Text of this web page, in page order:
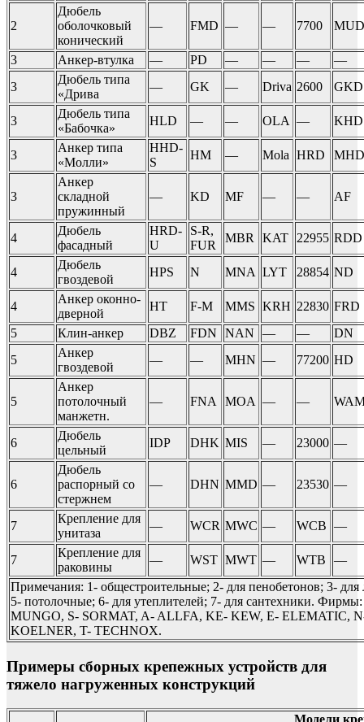
2
Дюбель
оболочковый
конический
— FMD — — 7700 MUD
3 Анкер-втулка — PD — — —
—
3
Дюбель типа
«Дрива
— GK — Driva 2600 GKD
3
Дюбель типа
«Бабочка»
HLD — — OLA — KHD
3
Анкер типа
«Молли»
HHD-
S
HM — Mola HRD MHD
3
Анкер
складной
пружинный
— KD MF — — AF
4
Дюбель
фасадный
HRD-
U
S-R,
FUR
MBR KAT 22955 RDD
4
Дюбель
гвоздевой
HPS N MNA LYT 28854 ND
4
Анкер оконно-
дверной
HT F-M MMS KRH 22830 FRD
5
Клин-анкер DBZ FDN NAN — —
DN
5
Анкер
гвоздевой
— — MHN — 77200 HD
5
Анкер
потолочный
манжетн.
— FNA MOA — —
6
Дюбель
цельный
IDP DHK MIS — 23000 —
6
Дюбель
распорный со
стержнем
— DHN MMD — 23530 —
7
Крепление для
унитаза
— WCR MWC — WCB —
7
Крепление для
раковины
— WST MWT — WTB
—
Примечания: 1- общестроительные; 2- для пенобетонов; 3-
5- потолочные; 6- для утеплителей; 7- для сантехники.
MUNGO, S- SORMAT, A- ALLFA, KE- KEW, E- ELEMATIC,
KOELNER, T- TECHNOX.
Примеры сборных крепежных устройств для
тяжело нагруженных конструкций